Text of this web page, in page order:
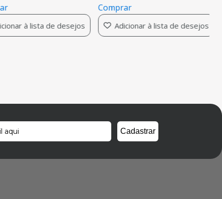
à lista de desejos
Comprar
Adicionar à lista de desejos